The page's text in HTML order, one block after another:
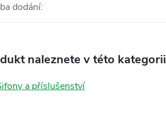
dodání:
naleznete v této kategorii
a příslušenství